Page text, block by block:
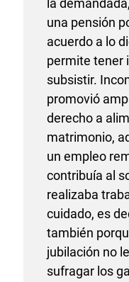
la
una pensión
acuerdo a lo
permite tener
subsistir.
promovió
derecho a
matrimonio,
un empleo
contribuía al
realizaba
cuidado, es
también
jubilación no
sufragar los